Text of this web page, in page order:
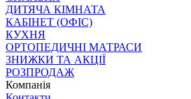
ДИТЯЧА КІМНАТА
КАБІНЕТ (ОФІС)
КУХНЯ
ОРТОПЕДИЧНІ МАТРАСИ
ЗНИЖКИ ТА АКЦІЇ
РОЗПРОДАЖ
Компанія